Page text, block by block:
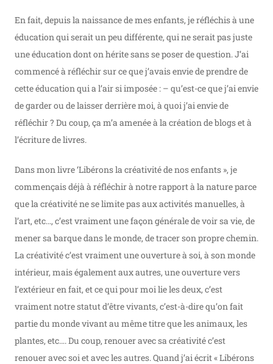
En fait, depuis la naissance de mes enfants, je réfléchis à une
éducation qui serait un peu différente, qui ne serait pas juste
une éducation dont on hérite sans se poser de question. J’ai
commencé à réfléchir sur ce que j’avais envie de prendre de
cette éducation qui a l’air si imposée : – qu’est-ce que j’ai envie
de garder ou de laisser derrière moi, à quoi j’ai envie de
réfléchir ? Du coup, ça m’a amenée à la création de blogs et à
l’écriture de livres.
Dans mon livre ‘Libérons la créativité de nos enfants », je
commençais déjà à réfléchir à notre rapport à la nature parce
que la créativité ne se limite pas aux activités manuelles, à
l’art, etc…, c’est vraiment une façon générale de voir sa vie, de
mener sa barque dans le monde, de tracer son propre chemin.
La créativité c’est vraiment une ouverture à soi, à son monde
intérieur, mais également aux autres, une ouverture vers
l’extérieur en fait, et ce qui pour moi lie les deux, c’est
vraiment notre statut d’être vivants, c’est-à-dire qu’on fait
partie du monde vivant au même titre que les animaux, les
plantes, etc…. Du coup, renouer avec sa créativité c’est
renouer avec soi et avec les autres. Quand j’ai écrit « Libérons